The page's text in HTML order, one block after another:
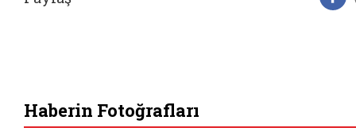
Haberin Fotoğrafları